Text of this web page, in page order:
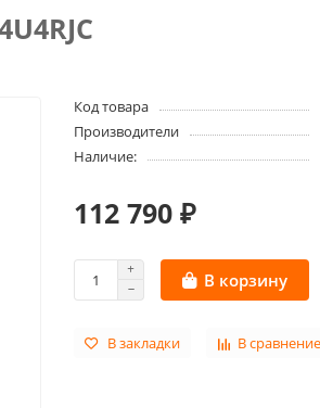
Код товара
Производители
Наличие:
112 790 ₽
В корзину
В закладки В сравнение